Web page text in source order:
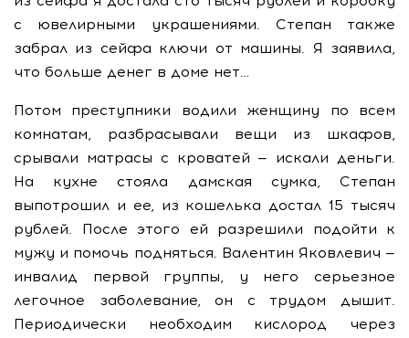
с ювелирными украшениями. Степан также
забрал из сейфа ключи от машины. Я заявила,
что больше денег в доме нет…
Потом преступники водили женщину по всем
комнатам, разбрасывали вещи из шкафов,
срывали матрасы с кроватей — искали деньги.
На кухне стояла дамская сумка, Степан
выпотрошил и ее, из кошелька достал 15 тысяч
рублей. После этого ей разрешили подойти к
мужу и помочь подняться. Валентин Яковлевич —
инвалид первой группы, у него серьезное
легочное заболевание, он с трудом дышит.
Периодически необходим кислород через